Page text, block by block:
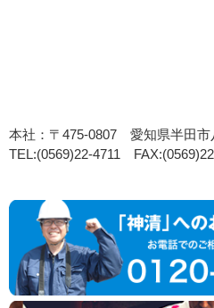
本社：〒475-0807 愛知県半田市
TEL:(0569)22-4711